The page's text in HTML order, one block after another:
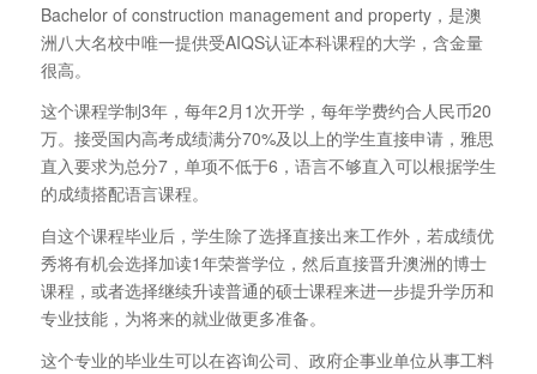
Bachelor of construction management and property，是澳
洲八大名校中唯一提供受AIQS认证本科课程的大学，含金量
很高。
这个课程学制3年，每年2月1次开学，每年学费约合人民币20
万。接受国内高考成绩满分70%及以上的学生直接申请，雅思
直入要求为总分7，单项不低于6，语言不够直入可以根据学生
的成绩搭配语言课程。
自这个课程毕业后，学生除了选择直接出来工作外，若成绩优
秀将有机会选择加读1年荣誉学位，然后直接晋升澳洲的博士
课程，或者选择继续升读普通的硕士课程来进一步提升学历和
专业技能，为将来的就业做更多准备。
这个专业的毕业生可以在咨询公司、政府企事业单位从事工料